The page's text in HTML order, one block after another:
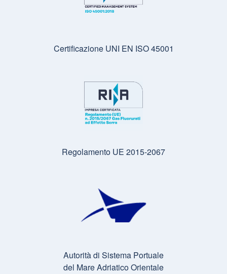
Certificazione UNI EN ISO 45001
Regolamento UE 2015-2067
Autorità di Sistema Portuale
del Mare Adriatico Orientale